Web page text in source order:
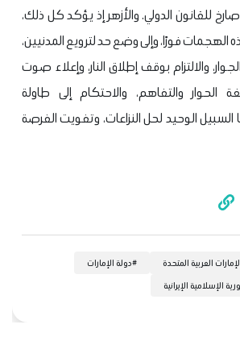
للقانون الدولي. والأزهر إذ يؤكد كل ذلك،
الهجمات فورًا، وإلى وضع حد لترويع المدنيين،
والالتزام بوقف إطلاق النار، وإعلاء صوت
الحوار والتفاهم، والاحتكام إلى طاولة
الوحيد لحل النزاعات، وتفويت الفرصة
العربية المتحدة #دولة الإمارات
الإسلامية الإيرانية